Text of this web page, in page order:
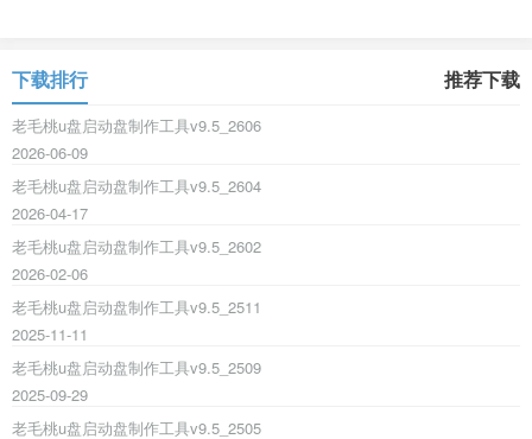
下载排行 推荐下载
老毛桃u盘启动盘制作工具v9.5_2606
2026-06-09
老毛桃u盘启动盘制作工具v9.5_2604
2026-04-17
老毛桃u盘启动盘制作工具v9.5_2602
2026-02-06
老毛桃u盘启动盘制作工具v9.5_2511
2025-11-11
老毛桃u盘启动盘制作工具v9.5_2509
2025-09-29
老毛桃u盘启动盘制作工具v9.5_2505